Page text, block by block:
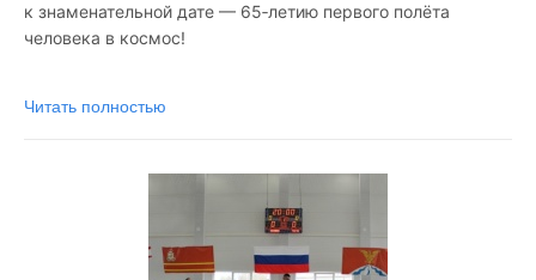
к знаменательной дате — 65‑летию первого полёта
человека в космос!
Читать полностью